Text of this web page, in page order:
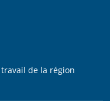
de la région